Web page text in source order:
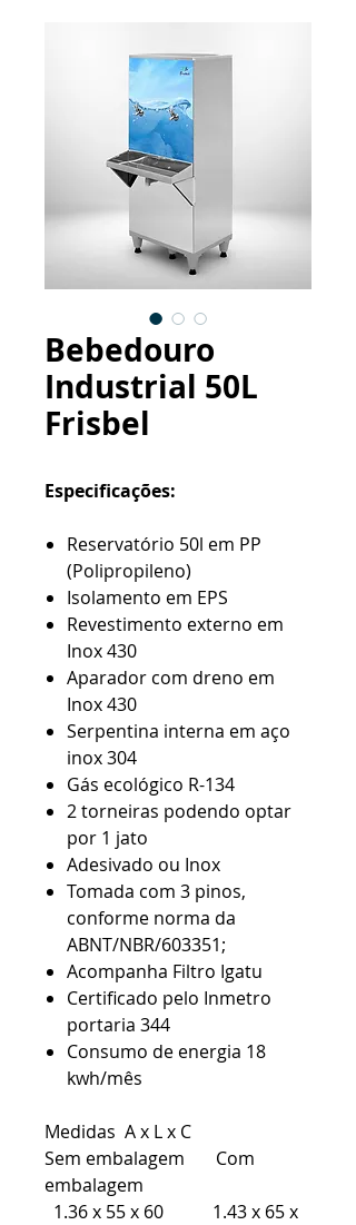
Bebedouro
Industrial 50L
Frisbel
Especificações:
Reservatório 50l em PP
(Polipropileno)
Isolamento em EPS
Revestimento externo em
Inox 430
Aparador com dreno em
Inox 430
Serpentina interna em aço
inox 304
Gás ecológico R-134
2 torneiras podendo optar
por 1 jato
Adesivado ou Inox
Tomada com 3 pinos,
conforme norma da
ABNT/NBR/603351;
Acompanha Filtro Igatu
Certificado pelo Inmetro
portaria 344
Consumo de energia 18
kwh/mês
Medidas A x L x C
Sem embalagem Com
embalagem
1.36 x 55 x 60 1.43 x 65 x